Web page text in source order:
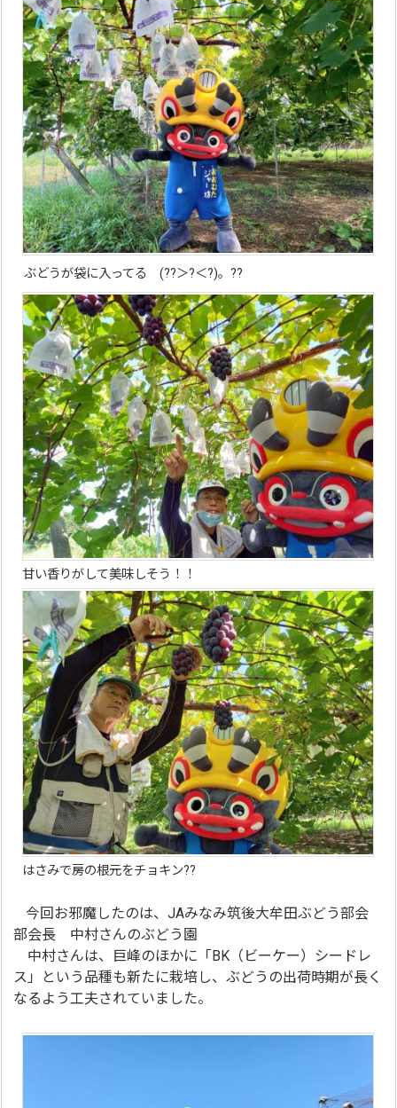
ぶどうが袋に入ってる (??＞?＜?)。??
甘い香りがして美味しそう！！
はさみで房の根元をチョキン??
今回お邪魔したのは、JAみなみ筑後大牟田ぶどう部会
部会長 中村さんのぶどう園
中村さんは、巨峰のほかに「BK（ビーケー）シードレ
ス」という品種も新たに栽培し、ぶどうの出荷時期が長く
なるよう工夫されていました。